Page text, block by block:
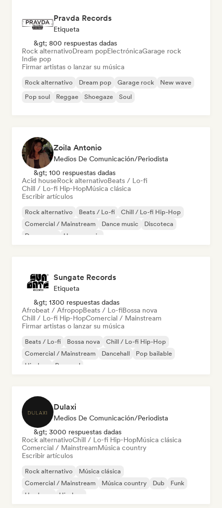
Pravda Records
Etiqueta
&gt; 800 respuestas dadas
Rock alternativoDream popElectrónicaGarage rock
Indie pop
Firmar artistas o lanzar su música
Rock alternativo Dream pop Garage rock
New wave
Pop soul
Reggae Shoegaze Soul
Zoila Antonio
Medios De Comunicación/Periodista
&gt; 100 respuestas dadas
Acid houseRock alternativoBeats / Lo-fi
Chill / Lo-fi Hip-HopMúsica clásica
Escribir artículos
Rock alternativo Beats / Lo-fi
Chill / Lo-fi Hip-Hop
Comercial / Mainstream
Dance music
Discoteca
Dream pop
House music
Sungate Records
Etiqueta
&gt; 1300 respuestas dadas
Afrobeat / AfropopBeats / Lo-fiBossa nova
Chill / Lo-fi Hip-HopComercial / Mainstream
Firmar artistas o lanzar su música
Beats / Lo-fi Bossa nova
Chill / Lo-fi Hip-Hop
Comercial / Mainstream
Dancehall
Pop bailable
Hip-hop
Pop soul
Dulaxi
Medios De Comunicación/Periodista
&gt; 3000 respuestas dadas
Rock alternativoChill / Lo-fi Hip-HopMúsica clásica
Comercial / MainstreamMúsica country
Escribir artículos
Rock alternativo
Música clásica
Comercial / Mainstream
Música country Dub
Funk
Hardcore
Hip-hop